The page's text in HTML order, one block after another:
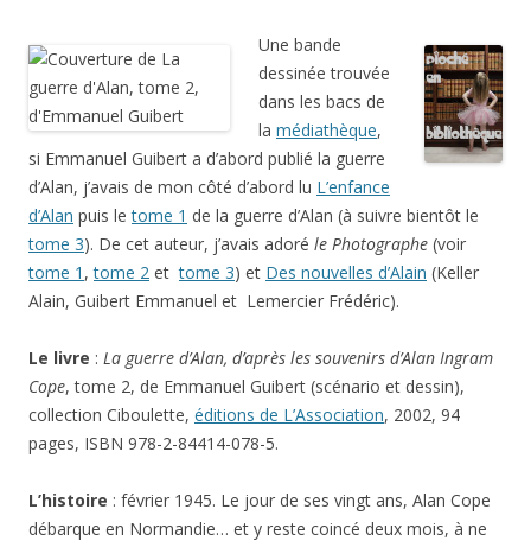
Une bande
dessinée trouvée
dans les bacs de
la médiathèque,
si Emmanuel Guibert a d’abord publié la guerre
d’Alan, j’avais de mon côté d’abord lu L’enfance
d’Alan puis letome 1 de la guerre d’Alan (à suivre bientôt le
tome 3). De cet auteur, j’avais adoré le Photographe (voir
tome 1 ,tome 2 ettome 3) et Des nouvelles d’Alain (Keller
Alain, Guibert Emmanuel et Lemercier Frédéric).
Le livre : La guerre d’Alan, d’après les souvenirs d’Alan Ingram
Cope, tome 2, de Emmanuel Guibert (scénario et dessin),
collection Ciboulette, éditions de L’Association, 2002, 94
pages, ISBN 978-2-84414-078-5.
L’histoire : février 1945. Le jour de ses vingt ans, Alan Cope
débarque en Normandie… et y reste coincé deux mois, à ne